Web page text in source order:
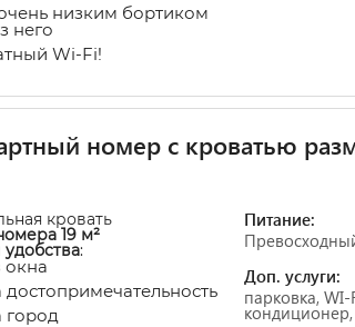
низким бортиком
него
Wi-Fi!
номер с кроватью
кровать
19 м²
:
окна
город
Питание:
Доп. услуги:
парковка, WI-
кондиционер,